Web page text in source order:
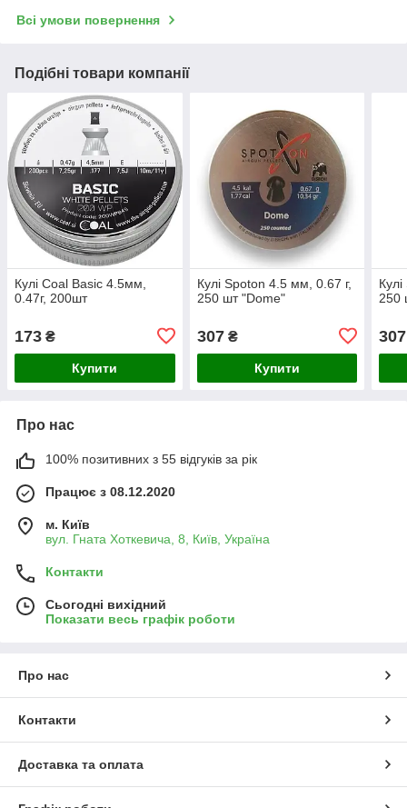
Всі умови повернення
Подібні товари компанії
Кулі Coal Basic 4.5мм,
0.47г, 200шт
173 ₴
Купити
Кулі Spoton 4.5 мм, 0.67 г,
250 шт "Dome"
307₴
Купити
250
307
Про нас
100% позитивних з 55 відгуків за рік
Працює з 08.12.2020
м. Київ
вул. Гната Хоткевича, 8, Київ, Україна
Контакти
Сьогодні вихідний
Показати весь графік роботи
Про нас
Контакти
Доставка та оплата